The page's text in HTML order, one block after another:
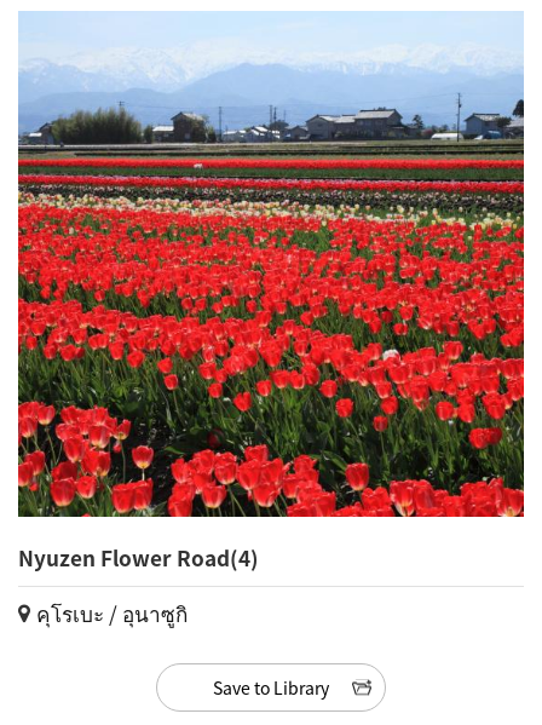
Nyuzen Flower Road(4)
คุโรเบะ / อุนาซูกิ
Save to Library